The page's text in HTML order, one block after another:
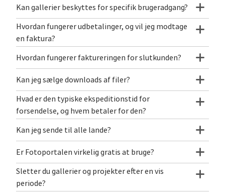
Kan gallerier beskyttes for specifik brugeradgang?
Hvordan fungerer udbetalinger, og vil jeg modtage
en faktura?
Hvordan fungerer faktureringen for slutkunden?
Kan jeg sælge downloads af filer?
Hvad er den typiske ekspeditionstid for
forsendelse, og hvem betaler for den?
Kan jeg sende til alle lande?
Er Fotoportalen virkelig gratis at bruge?
Sletter du gallerier og projekter efter en vis
periode?